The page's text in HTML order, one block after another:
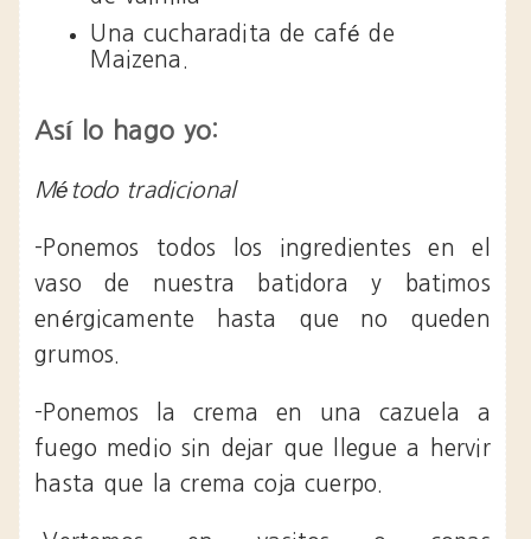
Una cucharadita de café de
Maizena.
Así lo hago yo:
Método tradicional
-Ponemos todos los ingredientes en el
vaso de nuestra batidora y batimos
enérgicamente hasta que no queden
grumos.
-Ponemos la crema en una cazuela a
fuego medio sin dejar que llegue a hervir
hasta que la crema coja cuerpo.